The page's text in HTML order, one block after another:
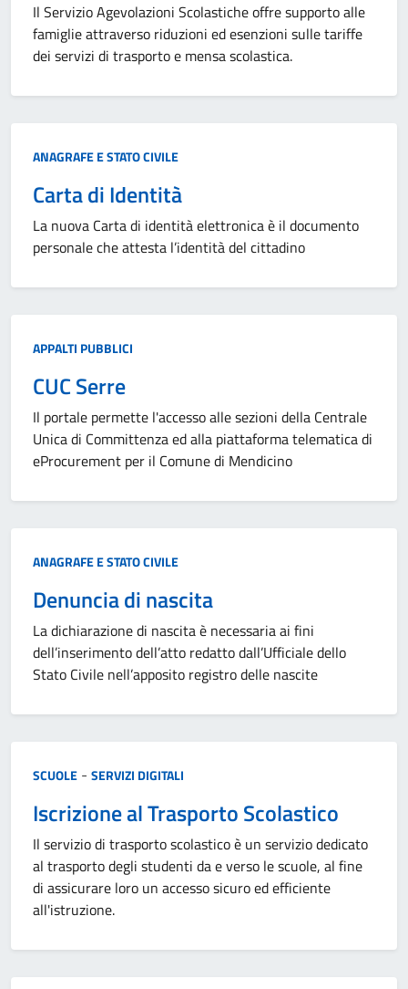
Il Servizio Agevolazioni Scolastiche offre supporto alle
famiglie attraverso riduzioni ed esenzioni sulle tariffe
dei servizi di trasporto e mensa scolastica.
Categoria:
ANAGRAFE E STATO CIVILE
Carta di Identità
La nuova Carta di identità elettronica è il documento
personale che attesta l’identità del cittadino
Categoria:
APPALTI PUBBLICI
CUC Serre
Il portale permette l'accesso alle sezioni della Centrale
Unica di Committenza ed alla piattaforma telematica di
eProcurement per il Comune di Mendicino
Categoria:
ANAGRAFE E STATO CIVILE
Denuncia di nascita
La dichiarazione di nascita è necessaria ai fini
dell’inserimento dell’atto redatto dall’Ufficiale dello
Stato Civile nell’apposito registro delle nascite
Categoria:
SCUOLE - SERVIZI DIGITALI
Iscrizione al Trasporto Scolastico
Il servizio di trasporto scolastico è un servizio dedicato
al trasporto degli studenti da e verso le scuole, al fine
di assicurare loro un accesso sicuro ed efficiente
all'istruzione.